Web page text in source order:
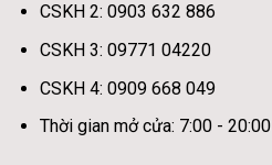
CSKH 2: 0903 632 886
CSKH 3: 09771 04220
CSKH 4: 0909 668 049
Thời gian mở cửa: 7:00 - 20:00